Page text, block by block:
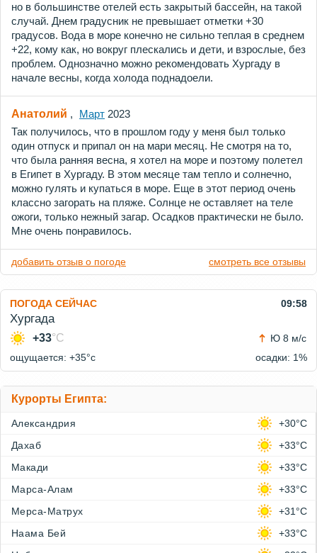
но в большинстве отелей есть закрытый бассейн, на такой
случай. Днем градусник не превышает отметки +30
градусов. Вода в море конечно не сильно теплая в среднем
+22, кому как, но вокруг плескались и дети, и взрослые, без
проблем. Однозначно можно рекомендовать Хургаду в
начале весны, когда холода поднадоели.
Анатолий , Март 2023
Так получилось, что в прошлом году у меня был только
один отпуск и припал он на мари месяц. Не смотря на то,
что была ранняя весна, я хотел на море и поэтому полетел
в Египет в Хургаду. В этом месяце там тепло и солнечно,
можно гулять и купаться в море. Еще в этот период очень
классно загорать на пляже. Солнце не оставляет на теле
ожоги, только нежный загар. Осадков практически не было.
Мне очень понравилось.
добавить отзыв о погоде смотреть все отзывы
ПОГОДА СЕЙЧАС 09:58
Хургада
+33°C
Ю 8 м/с
ощущается: +35°c
осадки: 1%
Курорты Египта:
Александрия
+30°C
Дахаб
+33°C
Макади
+33°C
Марса-Алам
+33°C
Мерса-Матрух
+31°C
Наама Бей
+33°C